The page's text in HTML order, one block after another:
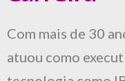
Com mais de 30
atuou como